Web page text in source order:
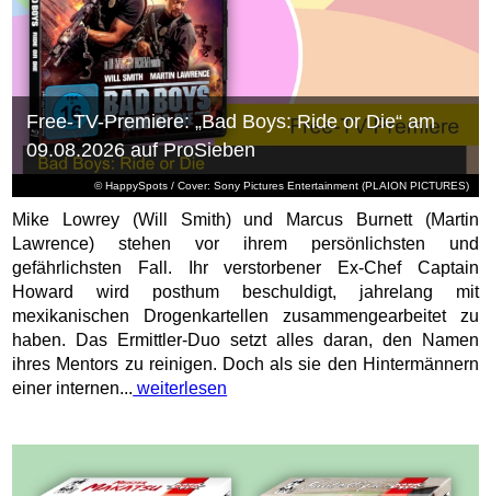
© HappySpots / Cover: Sony Pictures Entertainment (PLAION PICTURES)
Free-TV-Premiere: „Bad Boys: Ride or Die“ am
09.08.2026 auf ProSieben
Mike Lowrey (Will Smith) und Marcus Burnett (Martin
Lawrence) stehen vor ihrem persönlichsten und
gefährlichsten Fall. Ihr verstorbener Ex-Chef Captain
Howard wird posthum beschuldigt, jahrelang mit
mexikanischen Drogenkartellen zusammengearbeitet zu
haben. Das Ermittler-Duo setzt alles daran, den Namen
ihres Mentors zu reinigen. Doch als sie den Hintermännern
einer internen... weiterlesen